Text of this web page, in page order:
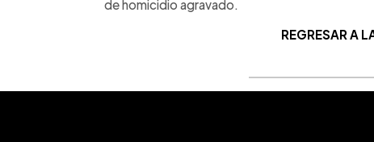
de homicidio agravado.
REGRESAR A